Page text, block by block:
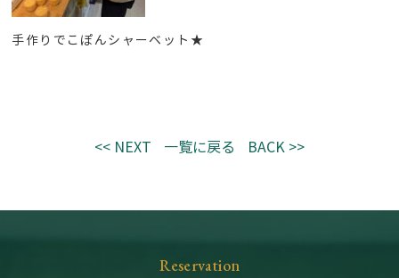
手作りでこぽんシャーベット★
<< NEXT 一覧に戻る BACK >>
Reservation